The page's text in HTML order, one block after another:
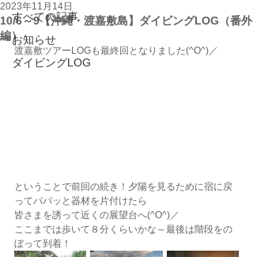
すべての記事
お知らせ
ダイビングLOG
10/6～9【沖縄・渡嘉敷島】ダイビングLOG（番外
編）
2023年11月14日
渡嘉敷ツアーLOGも最終回となりました(^O^)／
ということで前回の続き！夕陽を見るために宿に戻
ってパパッと器材を片付けたら
皆さまを誘って近くの展望台へ(^O^)／
ここまでは歩いて８分くらいかな～最後は階段をの
ぼって到着！